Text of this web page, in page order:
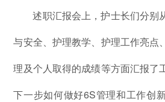
述职汇报会上，护士长们分别
与安全、护理教学、护理工作亮点
理及个人取得的成绩等方面汇报了
下一步如何做好6S管理和工作创